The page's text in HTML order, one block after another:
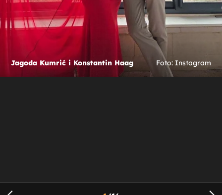
Jagoda Kumrić i Konstantin Haag Foto: Instagram